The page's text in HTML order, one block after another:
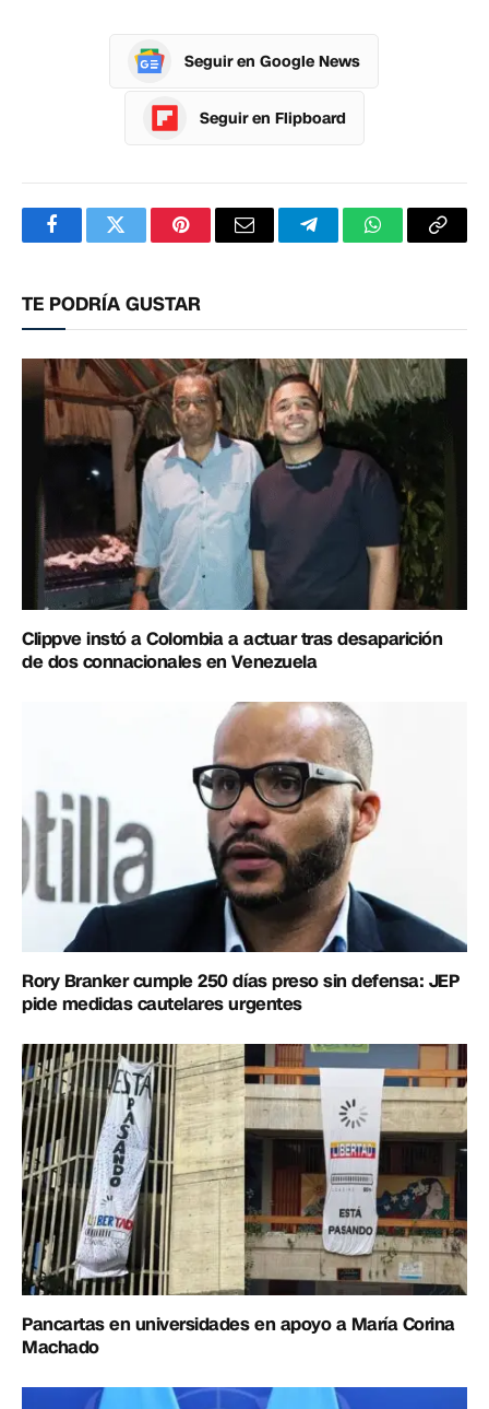
Seguir en Google News
Seguir en Flipboard
FacebookTwitterPinterestCorreoTelegramWhatsApp
TE PODRÍA GUSTAR
Clippve instó a Colombia a actuar tras desaparición
de dos connacionales en Venezuela
Rory Branker cumple 250 días preso sin defensa: JEP
pide medidas cautelares urgentes
Pancartas en universidades en apoyo a María Corina
Machado